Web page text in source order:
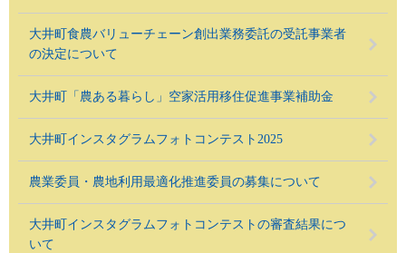
大井町食農バリューチェーン創出業務委託の受託事業者
の決定について
大井町「農ある暮らし」空家活用移住促進事業補助金
大井町インスタグラムフォトコンテスト2025
農業委員・農地利用最適化推進委員の募集について
大井町インスタグラムフォトコンテストの審査結果につ
いて